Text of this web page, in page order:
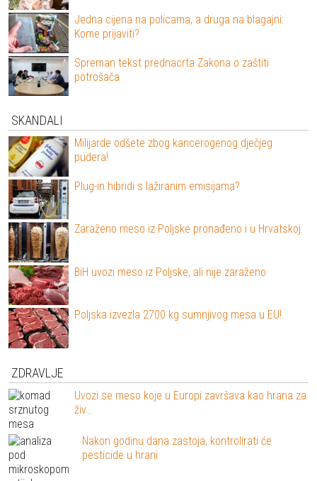
Jedna cijena na policama, a druga na blagajni:
Kome prijaviti?
Spreman tekst prednacrta Zakona o zaštiti
potrošača
SKANDALI
Milijarde odšete zbog kancerogenog dječjeg
pudera!
Plug-in hibridi s lažiranim emisijama?
Zaraženo meso iz Poljske pronađeno i u Hrvatskoj
BiH uvozi meso iz Poljske, ali nije zaraženo
Poljska izvezla 2700 kg sumnjivog mesa u EU!
ZDRAVLJE
Uvozi se meso koje u Europi završava kao hrana za
živ…
Nakon godinu dana zastoja, kontrolirati će
pesticide u hrani